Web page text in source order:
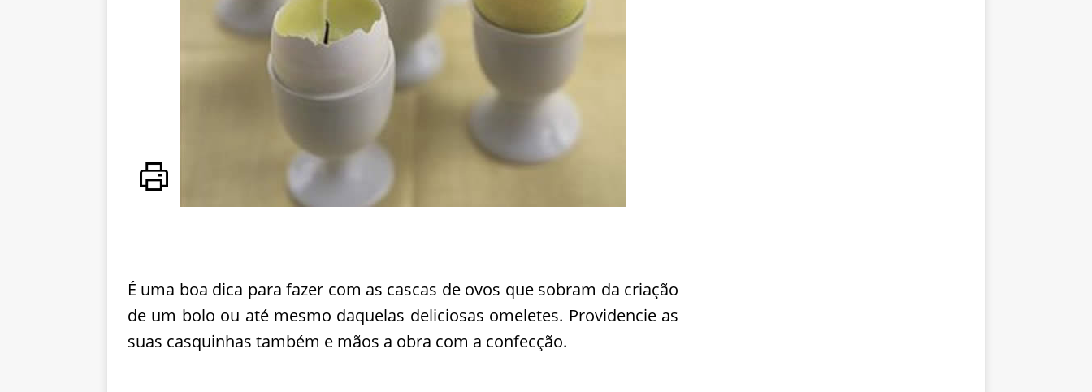
É uma boa dica para fazer com as cascas de ovos que sobram da criação
de um bolo ou até mesmo daquelas deliciosas omeletes. Providencie as
suas casquinhas também e mãos a obra com a confecção.